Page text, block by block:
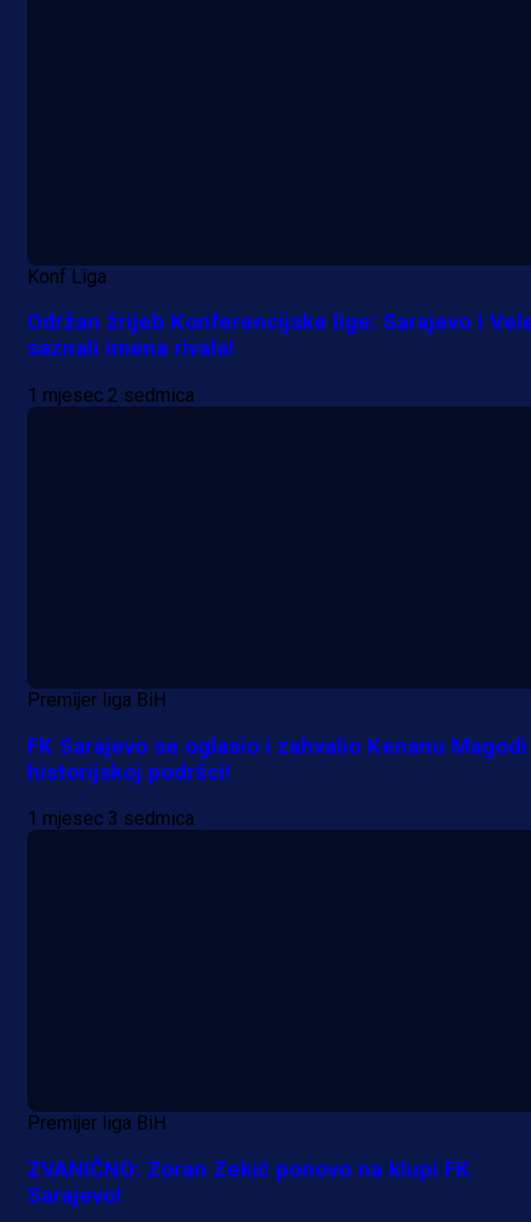
Konf Liga
Održan žrijeb Konferencijske lige: Sarajevo i
saznali imena rivala!
1 mjesec 2 sedmica
Premijer liga BiH
FK Sarajevo se oglasio i zahvalio Kenanu
historijskoj podršci!
1 mjesec 3 sedmica
Premijer liga BiH
ZVANIČNO: Zoran Zekić ponovo na klupi FK
Sarajevo!